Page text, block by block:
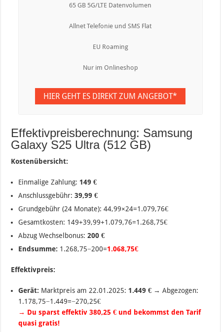
65 GB 5G/LTE Datenvolumen
Allnet Telefonie und SMS Flat
EU Roaming
Nur im Onlineshop
HIER GEHT ES DIREKT ZUM ANGEBOT*
Effektivpreisberechnung: Samsung
Galaxy S25 Ultra (512 GB)
Kostenübersicht:
Einmalige Zahlung:149 €
Anschlussgebühr:39,99 €
Grundgebühr (24 Monate):44,99×24=1.079,76€
Gesamtkosten: 149+39,99+1.079,76=1.268,75€
Abzug Wechselbonus:200 €
Endsumme: 1.268,75−200=1.068,75€
Effektivpreis:
Gerät: Marktpreis am 22.01.2025:1.449 € → Abgezogen:
1.178,75−1.449=−270,25€
→ Du sparst effektiv 380,25 € und bekommst den Tarif
quasi gratis!